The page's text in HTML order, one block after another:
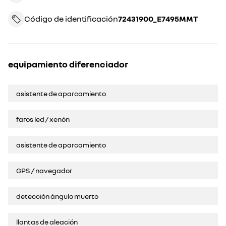
Código de identificación 72431900_E7495MMT
equipamiento diferenciador
asistente de aparcamiento
faros led / xenón
asistente de aparcamiento
GPS / navegador
detección ángulo muerto
llantas de aleación